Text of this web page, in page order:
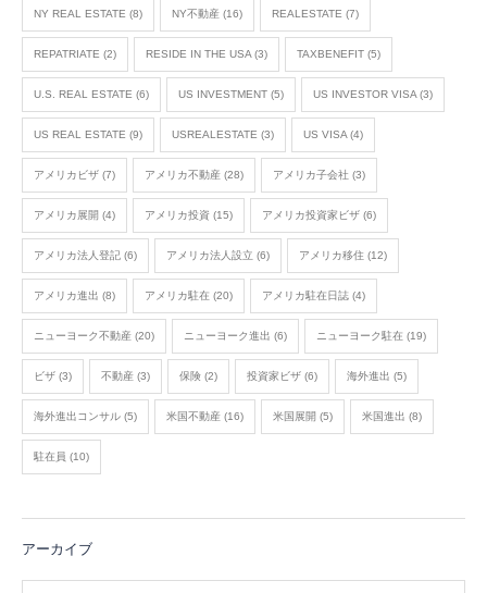
NY REAL ESTATE (8) NY不動産 (16) REALESTATE (7)
REPATRIATE (2) RESIDE IN THE USA (3) TAXBENEFIT (5)
U.S. REAL ESTATE (6) US INVESTMENT (5) US INVESTOR VISA (3)
US REAL ESTATE (9) USREALESTATE (3) US VISA (4)
アメリカビザ (7) アメリカ不動産 (28) アメリカ子会社 (3)
アメリカ展開 (4) アメリカ投資 (15) アメリカ投資家ビザ (6)
アメリカ法人登記 (6) アメリカ法人設立 (6) アメリカ移住 (12)
アメリカ進出 (8) アメリカ駐在 (20) アメリカ駐在日誌 (4)
ニューヨーク不動産 (20) ニューヨーク進出 (6) ニューヨーク駐在 (19)
ビザ (3) 不動産 (3) 保険 (2) 投資家ビザ (6) 海外進出 (5)
海外進出コンサル (5) 米国不動産 (16) 米国展開 (5) 米国進出 (8)
駐在員 (10)
アーカイブ